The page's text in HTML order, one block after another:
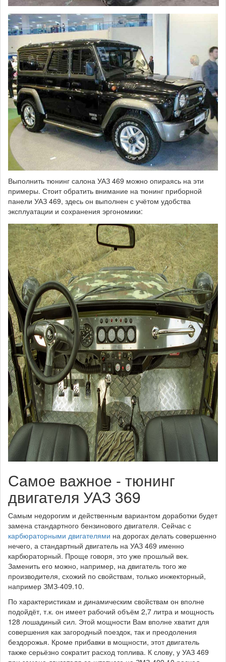
uaz-
469-
vip.jpg
Выполнить тюнинг салона УАЗ 469 можно опираясь на эти
примеры. Стоит обратить внимание на тюнинг приборной
панели УАЗ 469, здесь он выполнен с учётом удобства
эксплуатации и сохранения эргономики:
50-
uaz_tuning.jpg
Самое важное - тюнинг
двигателя УАЗ 369
Самым недорогим и действенным вариантом доработки будет
замена стандартного бензинового двигателя. Сейчас с
карбюраторными двигателями на дорогах делать совершенно
нечего, а стандартный двигатель на УАЗ 469 именно
карбюраторный. Проще говоря, это уже прошлый век.
Заменить его можно, например, на двигатель того же
производителя, схожий по свойствам, только инжекторный,
например ЗМЗ-409.10.
По характеристикам и динамическим свойствам он вполне
подойдёт, т.к. он имеет рабочий объём 2,7 литра и мощность
128 лошадиный сил. Этой мощности Вам вполне хватит для
совершения как загородный поездок, так и преодоления
бездорожья. Кроме прибавки в мощности, этот двигатель
также серьёзно сократит расход топлива. К слову, у УАЗ 469